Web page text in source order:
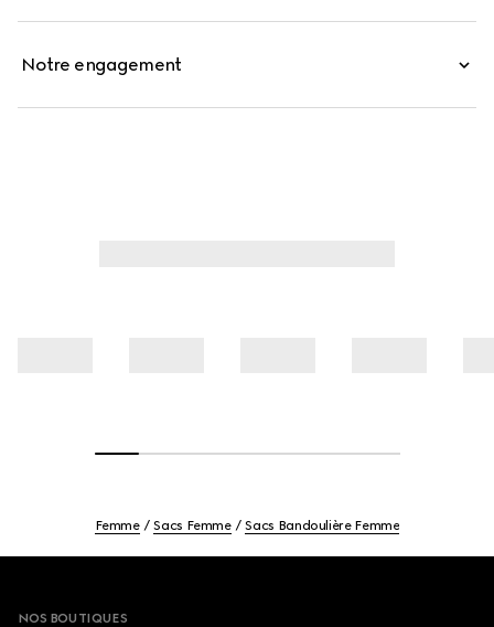
Notre engagement
Femme Sacs Femme Sacs Bandoulière Femme
NOS BOUTIQUES